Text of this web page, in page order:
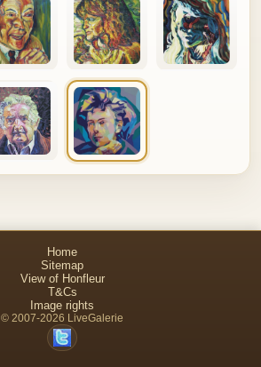
Home
Sitemap
View of Honfleur
T&Cs
Image rights
© 2007-2026 LiveGalerie